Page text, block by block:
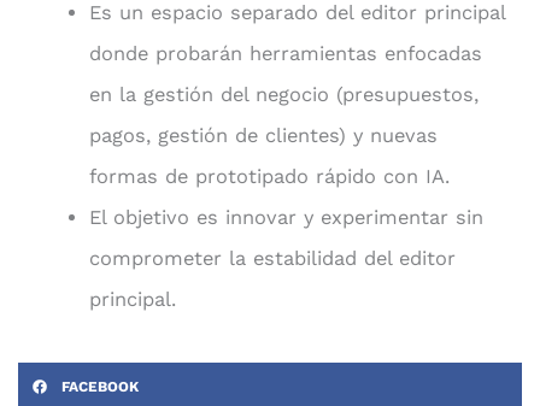
Es un espacio separado del editor principal
donde probarán herramientas enfocadas
en la gestión del negocio (presupuestos,
pagos, gestión de clientes) y nuevas
formas de prototipado rápido con IA.
El objetivo es innovar y experimentar sin
comprometer la estabilidad del editor
principal.
FACEBOOK